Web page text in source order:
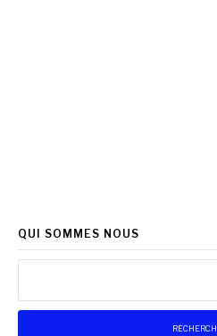
QUI SOMMES NOUS